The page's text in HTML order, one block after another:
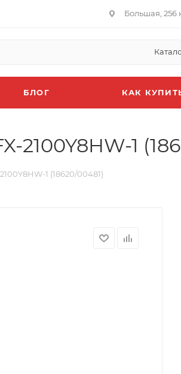
Большая, 256
БЛОГ КАК
2100Y8HW-1
1 (18620/00481)